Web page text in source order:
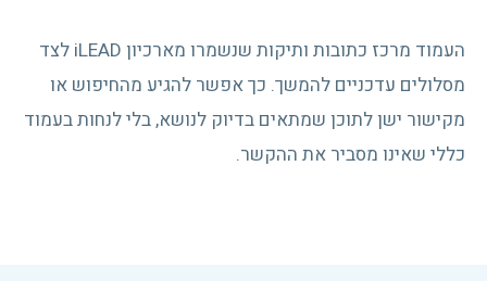
העמוד מרכז כתובות ותיקות שנשמרו מארכיון iLEAD לצד
מסלולים עדכניים להמשך. כך אפשר להגיע מהחיפוש או
מקישור ישן לתוכן שמתאים בדיוק לנושא, בלי לנחות בעמוד
כללי שאינו מסביר את ההקשר.